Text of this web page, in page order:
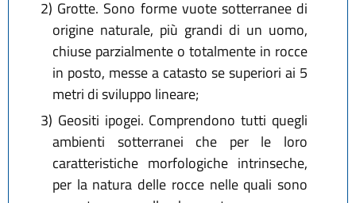
2) Grotte. Sono forme vuote sotterranee di
origine naturale, più grandi di un uomo,
chiuse parzialmente o totalmente in rocce
in posto, messe a catasto se superiori ai 5
metri di sviluppo lineare;
3) Geositi ipogei. Comprendono tutti quegli
ambienti sotterranei che per le loro
caratteristiche morfologiche intrinseche,
per la natura delle rocce nelle quali sono